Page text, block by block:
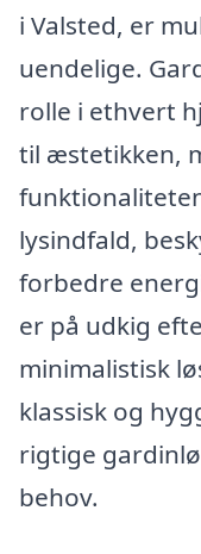
i Valsted, er
uendelige.
rolle i ethvert
til æstetikken,
lysindfald,
forbedre
er på udkig
minimalistisk
klassisk og
rigtige
behov.